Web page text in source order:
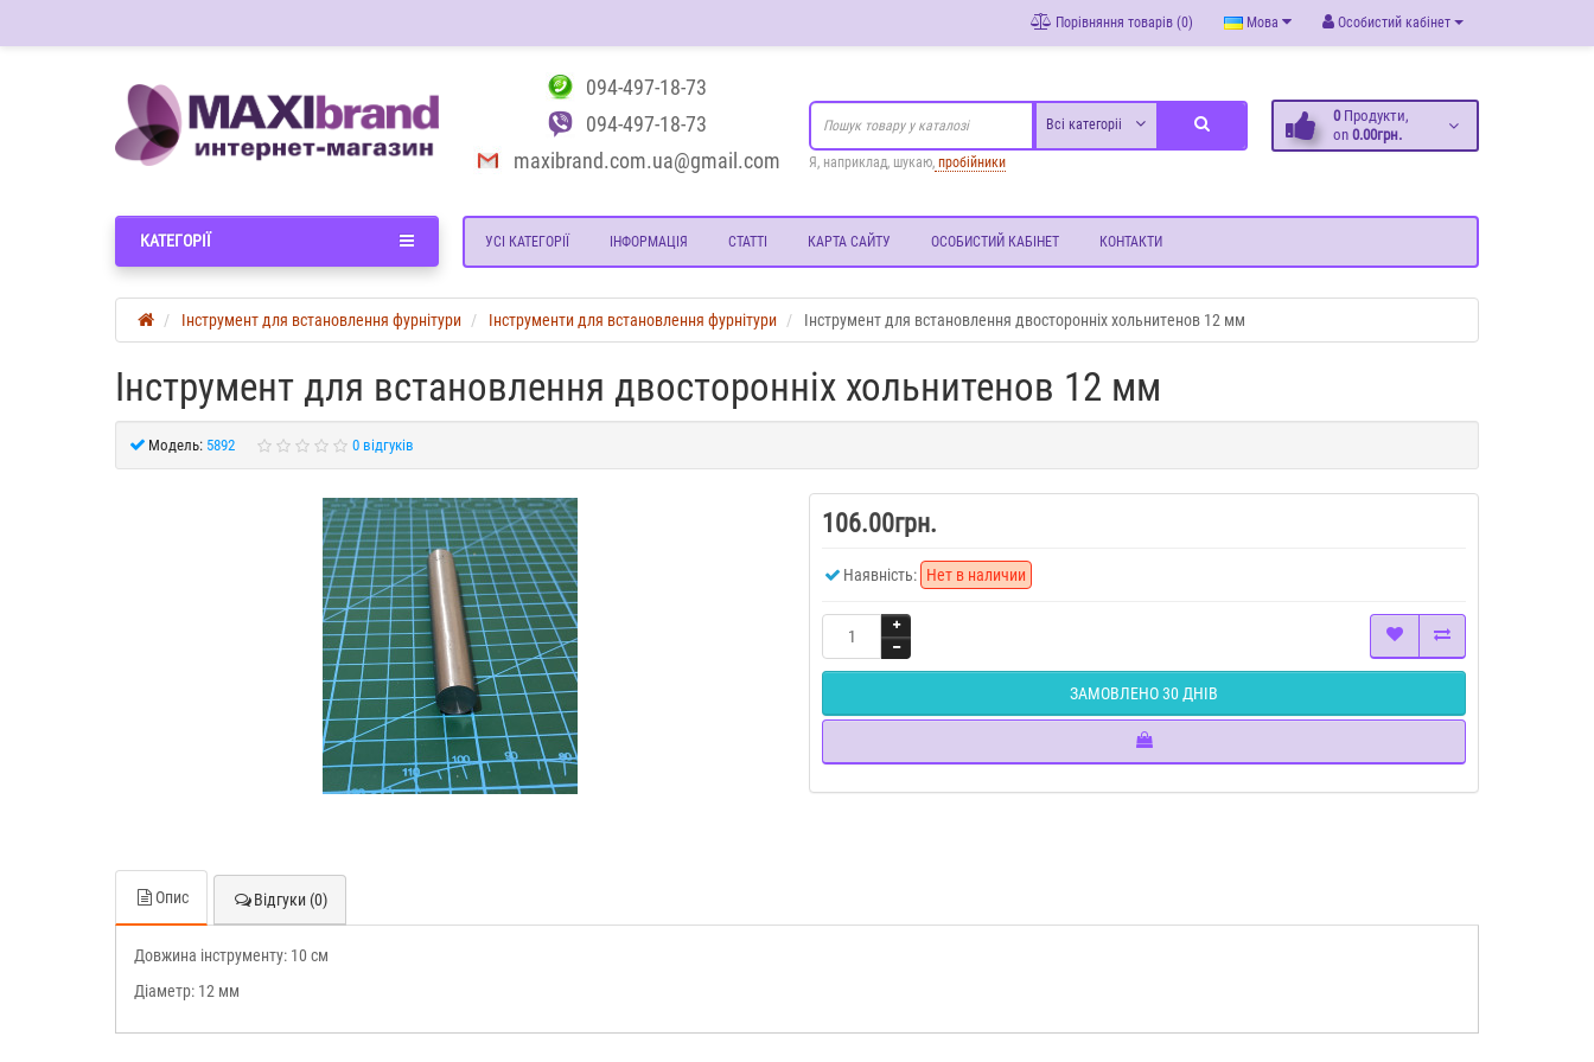
Особистий кабінет
Мова
Порівняння товарів (0)
094-497-18-73
094-497-18-73
maxibrand.com.ua@gmail.com
0 Продукти,
on 0.00грн.
Всі категоріі
Я, наприклад, шукаю, пробійники
УСІ КАТЕГОРІЇ ІНФОРМАЦІЯ СТАТТІ КАРТА САЙТУ ОСОБИСТИЙ КАБІНЕТ КОНТАКТИ
КАТЕГОРІЇ
Інструмент для встановлення фурнітури Інструменти для встановлення фурнітури Інструмент для встановлення двосторонніх хольнитенов 12 мм
Інструмент для встановлення двосторонніх хольнитенов 12 мм
Модель: 5892 0 відгуків
106.00грн.
Наявність: Нет в наличии
ЗАМОВЛЕНО 30 ДНІВ
Опис Відгуки (0)
Довжина інструменту: 10 см
Діаметр: 12 мм